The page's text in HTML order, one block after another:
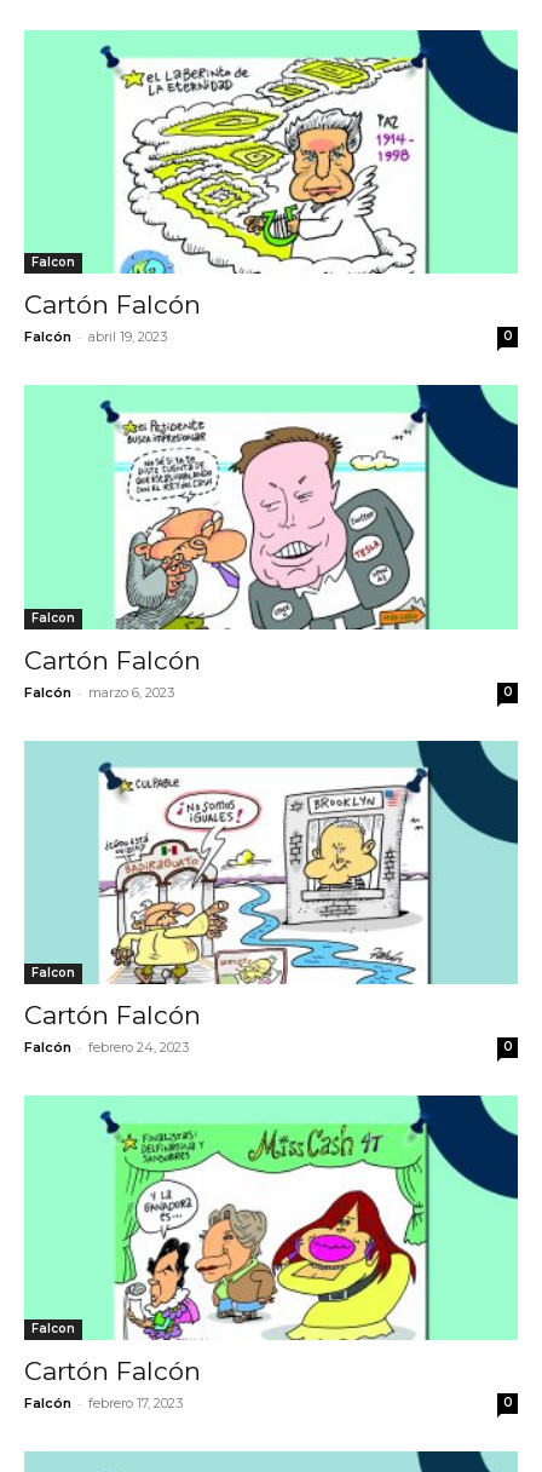
Falcon
Cartón Falcón
Falcón - abril 19, 2023 0
Falcon
Cartón Falcón
Falcón - marzo 6, 2023 0
Falcon
Cartón Falcón
Falcón - febrero 24, 2023 0
Falcon
Cartón Falcón
Falcón - febrero 17, 2023 0